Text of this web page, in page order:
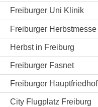
Freiburger Uni Klinik
Freiburger Herbstmesse
Herbst in Freiburg
Freiburger Fasnet
Freiburger Hauptfriedhof
City Flugplatz Freiburg